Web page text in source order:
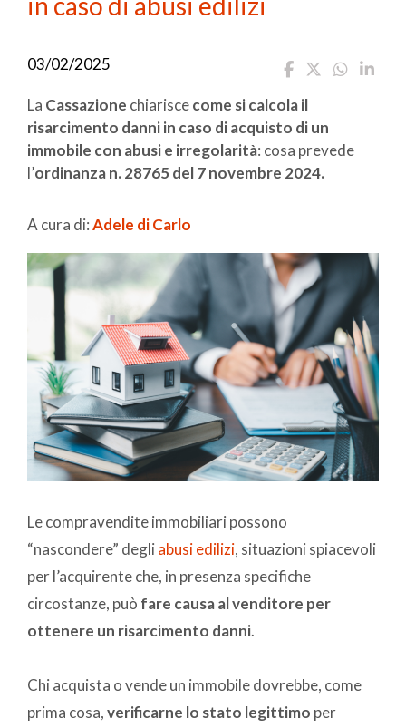
03/02/2025
La Cassazione chiariscecome si calcola il
risarcimento danni in caso di acquisto di un
immobile con abusi e irregolarità: cosa prevede
l’ordinanza n. 28765 del 7 novembre 2024.
A cura di:Adele di Carlo
Le compravendite immobiliari possono
“nascondere” degli abusi edilizi, situazioni spiacevoli
per l’acquirente che, in presenza specifiche
circostanze, può fare causa al venditore per
ottenere un risarcimento danni.
Chi acquista o vende un immobile dovrebbe, come
prima cosa,verificarne lo stato legittimo per